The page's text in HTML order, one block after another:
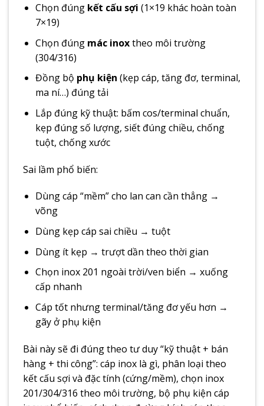
Chọn đúng kết cấu sợi (1×19 khác hoàn toàn
7×19)
Chọn đúng mác inoxtheo môi trường
(304/316)
Đồng bộ phụ kiện (kẹp cáp, tăng đơ, terminal,
ma ní…) đúng tải
Lắp đúng kỹ thuật: bấm cos/terminal chuẩn,
kẹp đúng số lượng, siết đúng chiều, chống
tuột, chống xước
Sai lầm phổ biến:
Dùng cáp “mềm” cho lan can cần thẳng →
võng
Dùng kẹp cáp sai chiều → tuột
Dùng ít kẹp → trượt dần theo thời gian
Chọn inox 201 ngoài trời/ven biển → xuống
cấp nhanh
Cáp tốt nhưng terminal/tăng đơ yếu hơn →
gãy ở phụ kiện
Bài này sẽ đi đúng theo tư duy “kỹ thuật + bán
hàng + thi công”: cáp inox là gì, phân loại theo
kết cấu sợi và đặc tính (cứng/mềm), chọn inox
201/304/316 theo môi trường, bộ phụ kiện cáp